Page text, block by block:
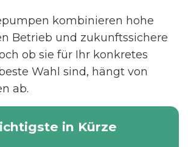
kombinieren hohe
Betrieb und zukunftssichere
ob sie für Ihr konkretes
Wahl sind, hängt von
ab.
in Kürze